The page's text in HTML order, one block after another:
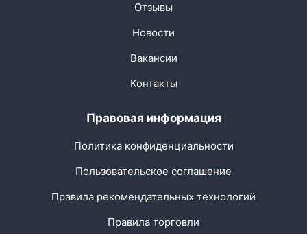
Отзывы
Новости
Вакансии
Контакты
Правовая информация
Политика конфиденциальности
Пользовательское соглашение
Правила рекомендательных технологий
Правила торговли